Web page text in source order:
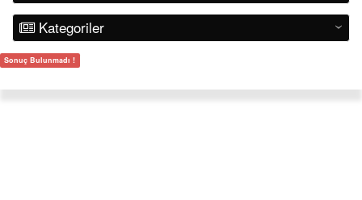
Kategoriler ‹
Sonuç Bulunmadı !